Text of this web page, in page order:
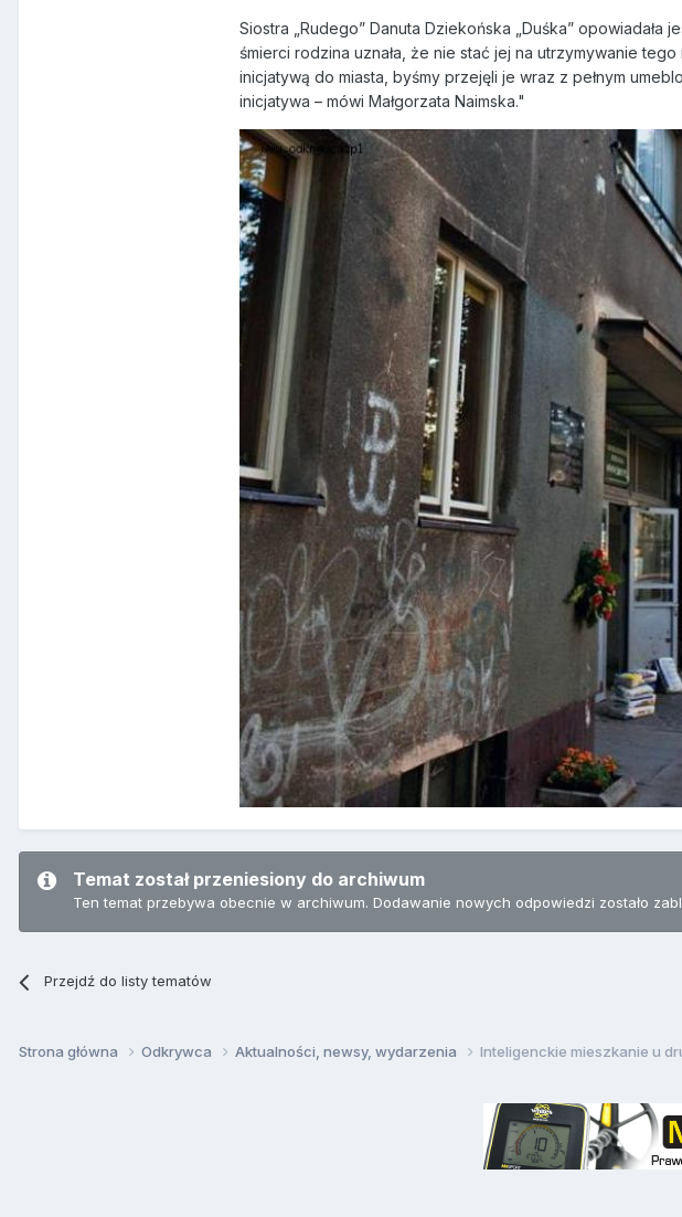
Siostra „Rudego” Danuta Dziekońska „Duśka”
śmierci rodzina uznała, że nie stać jej na utrzymywanie
inicjatywą do miasta, byśmy przejęli je wraz z pełnym
inicjatywa – mówi Małgorzata Naimska."
Temat został przeniesiony do archiwum
Ten temat przebywa obecnie w archiwum. Dodawanie nowych odpowiedzi zostało
Przejdź do listy tematów
Strona główna Odkrywca Aktualności, newsy, wydarzenia Inteligenckie mieszkanie u